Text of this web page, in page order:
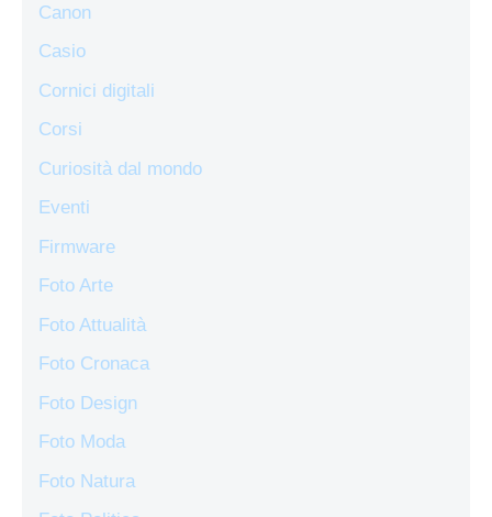
Canon
Casio
Cornici digitali
Corsi
Curiosità dal mondo
Eventi
Firmware
Foto Arte
Foto Attualità
Foto Cronaca
Foto Design
Foto Moda
Foto Natura